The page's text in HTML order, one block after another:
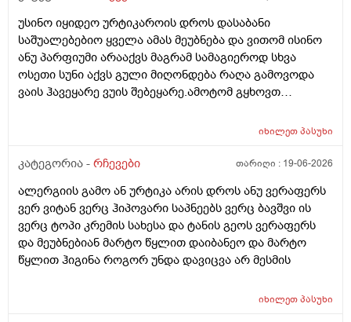
ამექავოს.ბიბხიანოს შამპუნი რომ ვიყიდო ბაბეზ3
უარესი ხომ არარის?მხოლპდ ბიბცოანის საპობს იტანს
ტანოს კანი მაგრამ შამპუნი აოხმაროა და ასე მგონია
ბაბე იფრო ნახია და თუ ბაბე მახლევს ქავილს ბიბჩენი
იგრო მომცემს?სავატაუდოთ სიმშრალისგან მექავება
ბინჩენი უკეთესია რონელი?სხვადასხვა აქვს ბუბჩენს
უსინო იყიდეო ურტიკაროის დროს დასაბანი
საშუალებებიო ყველა ამას მეუბნება და ვითომ ისინო
ანუ პარფიუმი არააქვს მაგრამ სამაგიეროდ სხვა
ოსეთი სუნი აქვს გული მიღონდება რაღა გამოვოდა
ვაის ჰავეყარე ვუის შებეყარე.ამოტომ გყხოვთ
დამატენიანებელ შამპუნს თაფლით რომ აროს იმას და
ბუბჩენის შამპუნი რომ ვიყიდო იმად?
იხილეთპასუხი
კატეგორია - რჩევები თარიღი : 19-06-2026
ალერგიის გამო ან ურტიკა არის დროს ანუ ვერაფერს
ვერ ვიტან ვერც ჰიპოვარი საპნეებს ვერც ბავშვი ის
ვერც ტოპი კრემის სახესა და ტანის გეოს ვერაფერს
და მეუბნებიან მარტო წყლით დაიბანეო და მარტო
წყლით ჰიგინა როგორ უნდა დავიცვა არ მესმის
იხილეთპასუხი